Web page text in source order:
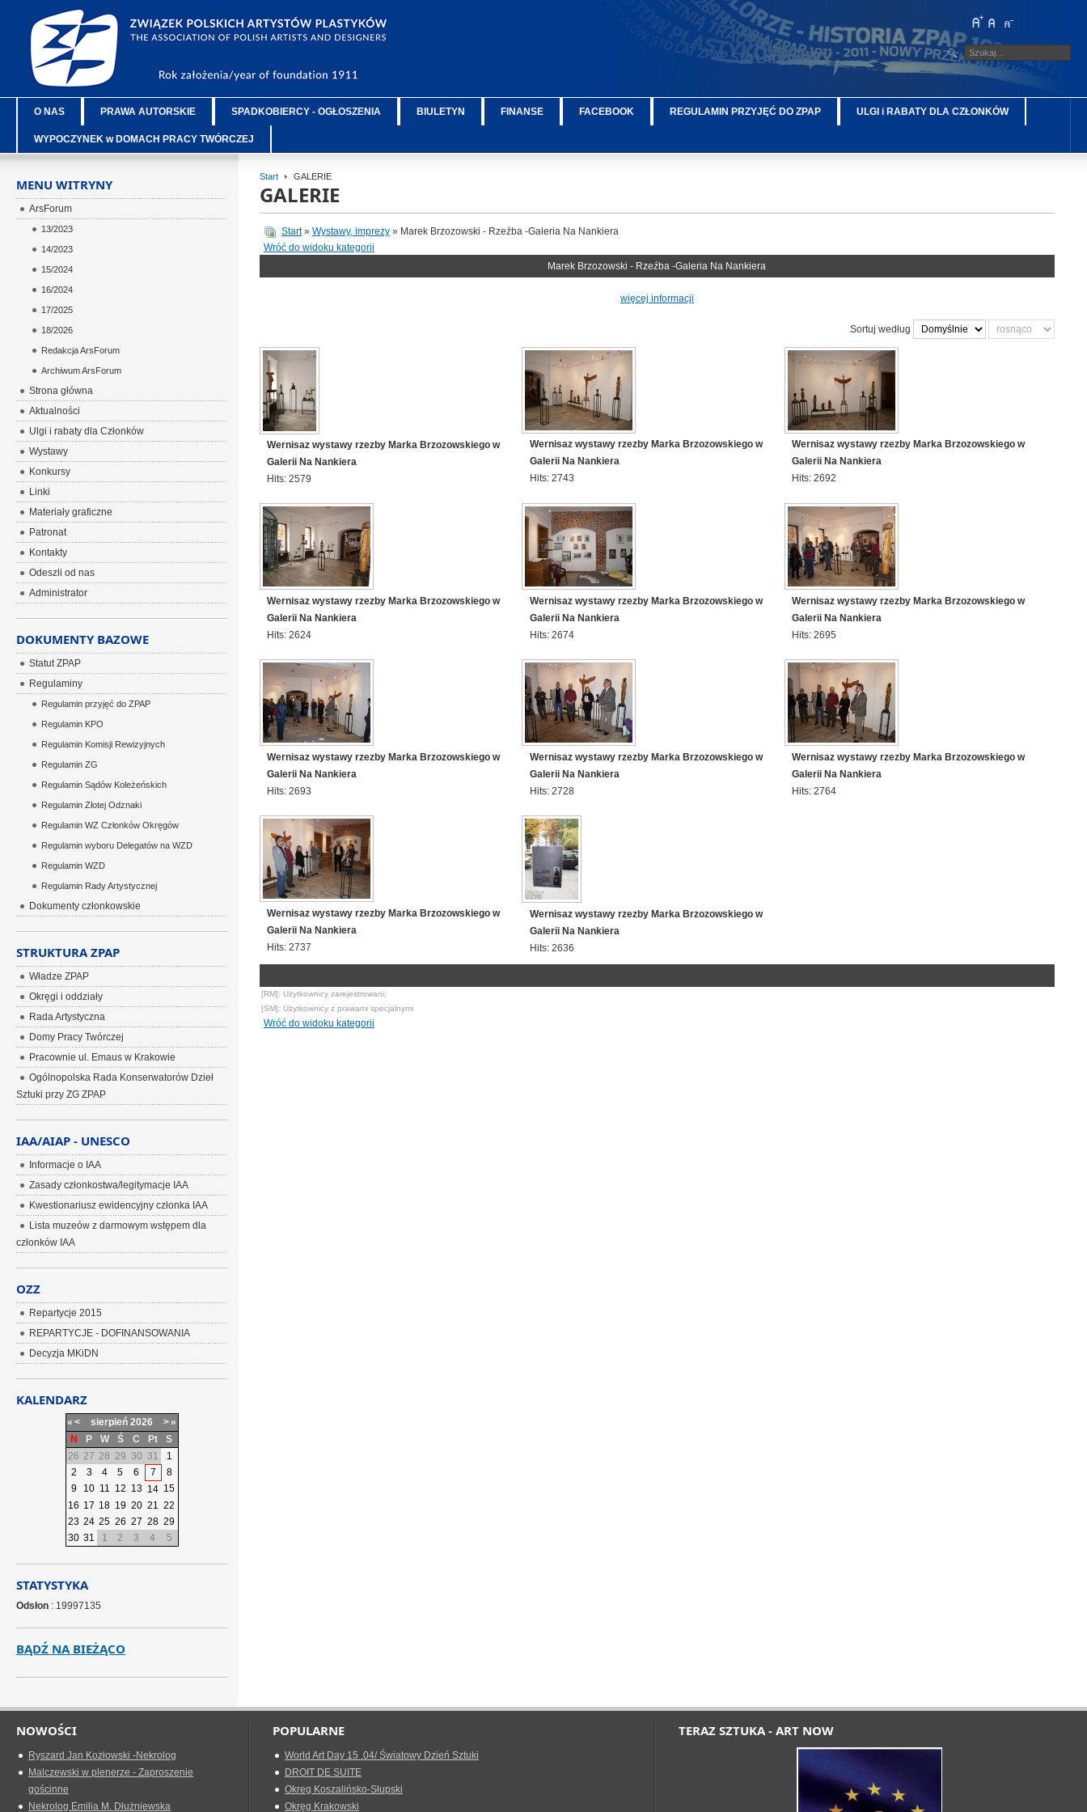
O NAS PRAWA AUTORSKIE SPADKOBIERCY - OGŁOSZENIA BIULETYN FINANSE FACEBOOK REGULAMIN PRZYJĘĆ DO ZPAP ULGI i RABATY DLA CZŁONKÓW
WYPOCZYNEK w DOMACH PRACY TWÓRCZEJ
Start GALERIE
GALERIE
Start» Wystawy, imprezy» Marek Brzozowski - Rzeźba -Galeria Na Nankiera
Wróć do widoku kategorii
Marek Brzozowski - Rzeźba -Galeria Na Nankiera
więcej informacji
Sortuj według
Wernisaz wystawy rzezby Marka Brzozowskiego w
Galerii Na Nankiera
Hits: 2579
Wernisaz wystawy rzezby Marka Brzozowskiego w
Galerii Na Nankiera
Hits: 2743
Wernisaz wystawy rzezby Marka Brzozowskiego w
Galerii Na Nankiera
Hits: 2692
Wernisaz wystawy rzezby Marka Brzozowskiego w
Galerii Na Nankiera
Hits: 2624
Wernisaz wystawy rzezby Marka Brzozowskiego w
Galerii Na Nankiera
Hits: 2674
Wernisaz wystawy rzezby Marka Brzozowskiego w
Galerii Na Nankiera
Hits: 2695
Wernisaz wystawy rzezby Marka Brzozowskiego w
Galerii Na Nankiera
Hits: 2693
Wernisaz wystawy rzezby Marka Brzozowskiego w
Galerii Na Nankiera
Hits: 2728
Wernisaz wystawy rzezby Marka Brzozowskiego w
Galerii Na Nankiera
Hits: 2764
Wernisaz wystawy rzezby Marka Brzozowskiego w
Galerii Na Nankiera
Hits: 2737
Wernisaz wystawy rzezby Marka Brzozowskiego w
Galerii Na Nankiera
Hits: 2636
[RM]: Użytkownicy zarejestrowani;
[SM]: Użytkownicy z prawami specjalnymi
Wróć do widoku kategorii
MENU WITRYNY
ArsForum
13/2023
14/2023
15/2024
16/2024
17/2025
18/2026
Redakcja ArsForum
Archiwum ArsForum
Strona główna
Aktualności
Ulgi i rabaty dla Członków
Wystawy
Konkursy
Linki
Materiały graficzne
Patronat
Kontakty
Odeszli od nas
Administrator
DOKUMENTY BAZOWE
Statut ZPAP
Regulaminy
Regulamin przyjęć do ZPAP
Regulamin KPO
Regulamin Komisji Rewizyjnych
Regulamin ZG
Regulamin Sądów Koleżeńskich
Regulamin Złotej Odznaki
Regulamin WZ Członków Okręgów
Regulamin wyboru Delegatów na WZD
Regulamin WZD
Regulamin Rady Artystycznej
Dokumenty członkowskie
STRUKTURA ZPAP
Władze ZPAP
Okręgi i oddziały
Rada Artystyczna
Domy Pracy Twórczej
Pracownie ul. Emaus w Krakowie
Ogólnopolska Rada Konserwatorów Dzieł
Sztuki przy ZG ZPAP
IAA/AIAP - UNESCO
Informacje o IAA
Zasady członkostwa/legitymacje IAA
Kwestionariusz ewidencyjny członka IAA
Lista muzeów z darmowym wstępem dla
członków IAA
OZZ
Repartycje 2015
REPARTYCJE - DOFINANSOWANIA
Decyzja MKiDN
KALENDARZ
« < sierpień 2026 >»
N
P W Ś C Pt
S
26 27 28 29 30 31
1
2
3 4 5 6 7
8
9
10 11 12 13 14 15
16 17 18 19 20 21 22
23 24 25 26 27 28 29
30 31 1 2 3 4 5
STATYSTYKA
Odsłon : 19997135
BĄDŹ NA BIEŻĄCO
NOWOŚCI
Ryszard Jan Kozłowski -Nekrolog
Malczewski w plenerze - Zaproszenie
gościnne
Nekrolog Emilia M. Dłużniewska
POPULARNE
World Art Day 15 .04/ Światowy Dzień Sztuki
DROIT DE SUITE
Okreg Koszalińsko-Słupski
Okręg Krakowski
TERAZ SZTUKA - ART NOW